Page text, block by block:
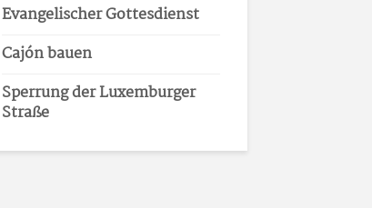
Evangelischer Gottesdienst
Cajón bauen
Sperrung der Luxemburger
Straße